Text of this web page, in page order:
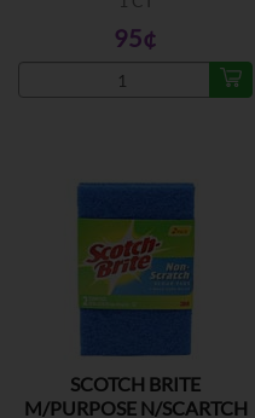
95¢
SCOTCH BRITE
M/PURPOSE N/SCARTCH